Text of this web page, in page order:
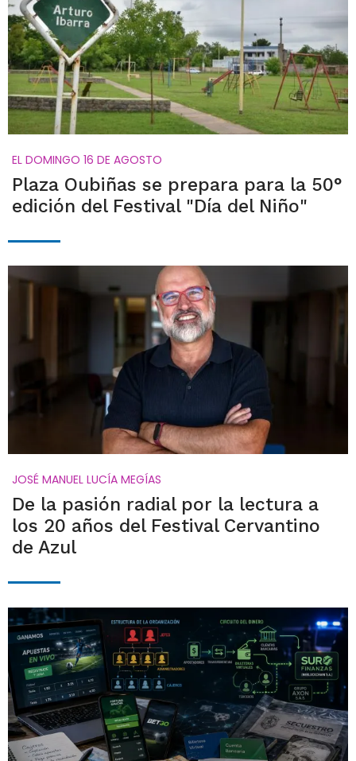
EL DOMINGO 16 DE AGOSTO
Plaza Oubiñas se prepara para la 50°
edición del Festival "Día del Niño"
JOSÉ MANUEL LUCÍA MEGÍAS
De la pasión radial por la lectura a
los 20 años del Festival Cervantino
de Azul